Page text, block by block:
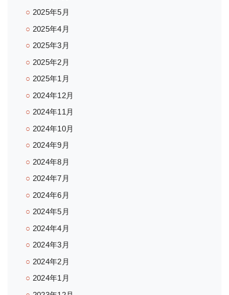
2025年5月
2025年4月
2025年3月
2025年2月
2025年1月
2024年12月
2024年11月
2024年10月
2024年9月
2024年8月
2024年7月
2024年6月
2024年5月
2024年4月
2024年3月
2024年2月
2024年1月